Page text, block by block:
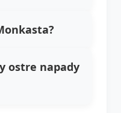
ostre napady